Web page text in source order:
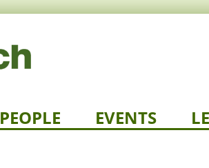
PEOPLE EVENTS